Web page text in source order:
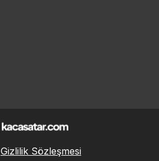
Gizlilik Sözleşmesi